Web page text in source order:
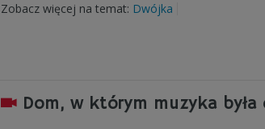
Zobacz więcej na temat: Dwójka
Dom, w którym muzyka